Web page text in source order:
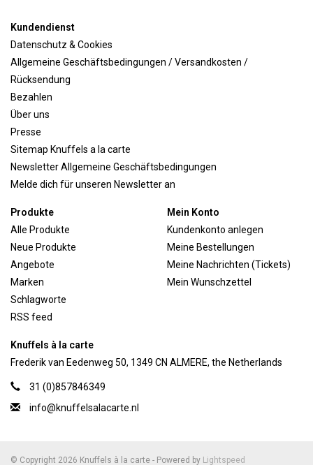
Kundendienst
Datenschutz & Cookies
Allgemeine Geschäftsbedingungen / Versandkosten /
Rücksendung
Bezahlen
Über uns
Presse
Sitemap Knuffels a la carte
Newsletter Allgemeine Geschäftsbedingungen
Melde dich für unseren Newsletter an
Produkte
Alle Produkte
Neue Produkte
Angebote
Marken
Schlagworte
RSS feed
Mein Konto
Kundenkonto anlegen
Meine Bestellungen
Meine Nachrichten (Tickets)
Mein Wunschzettel
Knuffels à la carte
Frederik van Eedenweg 50, 1349 CN ALMERE, the Netherlands
31 (0)857846349
info@knuffelsalacarte.nl
© Copyright 2026 Knuffels à la carte - Powered by Lightspeed